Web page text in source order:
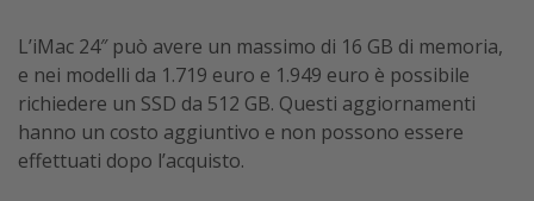
L’iMac 24″ può avere un massimo di 16 GB di memoria,
e nei modelli da 1.719 euro e 1.949 euro è possibile
richiedere un SSD da 512 GB. Questi aggiornamenti
hanno un costo aggiuntivo e non possono essere
effettuati dopo l’acquisto.